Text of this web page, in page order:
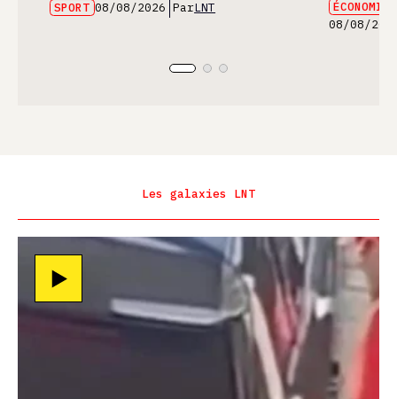
SPORT 08/08/2026 ParLNT
08/08/
Les galaxies LNT